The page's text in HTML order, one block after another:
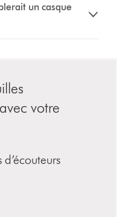
un casque
votre